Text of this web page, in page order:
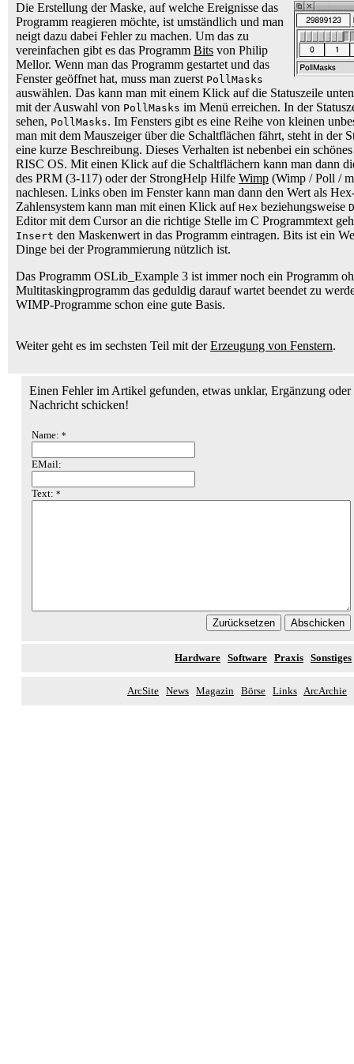
Die Erstellung der Maske, auf welche Ereignisse das
Programm reagieren möchte, ist umständlich und man
neigt dazu dabei Fehler zu machen. Um das zu
vereinfachen gibt es das Programm Bits von Philip
Mellor. Wenn man das Programm gestartet und das
Fenster geöffnet hat, muss man zuerst PollMasks
auswählen. Das kann man mit einem Klick auf die Statuszeile
mit der Auswahl von PollMasks im Menü erreichen. In der
sehen, PollMasks. Im Fensters gibt es eine Reihe von kleinen
man mit dem Mauszeiger über die Schaltflächen fährt, steht in der
eine kurze Beschreibung. Dieses Verhalten ist nebenbei ein
RISC OS. Mit einen Klick auf die Schaltflächern kann man dann
des PRM (3-117) oder der StrongHelp Hilfe Wimp (Wimp / Poll /
nachlesen. Links oben im Fenster kann man dann den Wert als
Zahlensystem kann man mit einen Klick auf Hex beziehungsweise
Editor mit dem Cursor an die richtige Stelle im C Programmtext
Insert den Maskenwert in das Programm eintragen. Bits ist ein
Dinge bei der Programmierung nützlich ist.
Das Programm OSLib_Example 3 ist immer noch ein Programm
Multitaskingprogramm das geduldig darauf wartet beendet zu
WIMP-Programme schon eine gute Basis.
Weiter geht es im sechsten Teil mit derErzeugung von Fenstern.
Einen Fehler im Artikel gefunden, etwas unklar, Ergänzung
Nachricht schicken!
Name: *
EMail:
Text: *
Hardware Software Praxis Sonstiges
ArcSite News Magazin Börse Links ArcArchie